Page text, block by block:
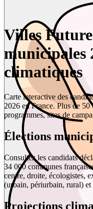
Villes
municipales
climatiques
Carte interactive des
2026 en France. Plus de
programmes, sites de
Élections
Consultez les candidats
34 000 communes
centre, droite, écologistes,
(urbain, périurbain, rural)
Projections